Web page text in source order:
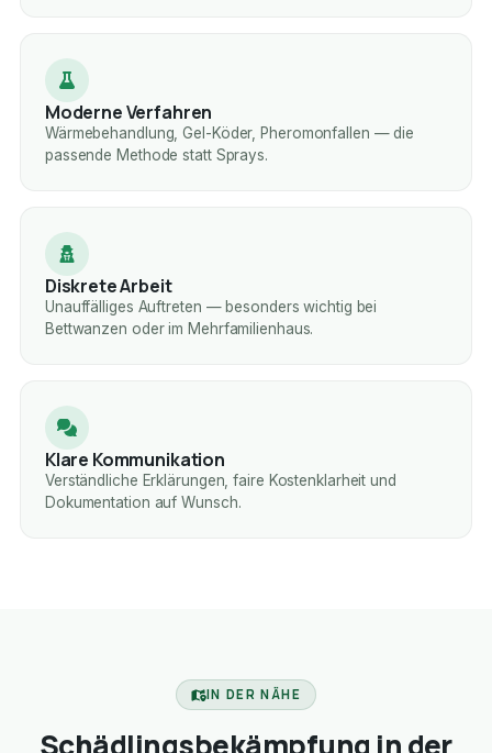
Moderne Verfahren
Wärmebehandlung, Gel-Köder, Pheromonfallen — die
passende Methode statt Sprays.
Diskrete Arbeit
Unauffälliges Auftreten — besonders wichtig bei
Bettwanzen oder im Mehrfamilienhaus.
Klare Kommunikation
Verständliche Erklärungen, faire Kostenklarheit und
Dokumentation auf Wunsch.
IN DER NÄHE